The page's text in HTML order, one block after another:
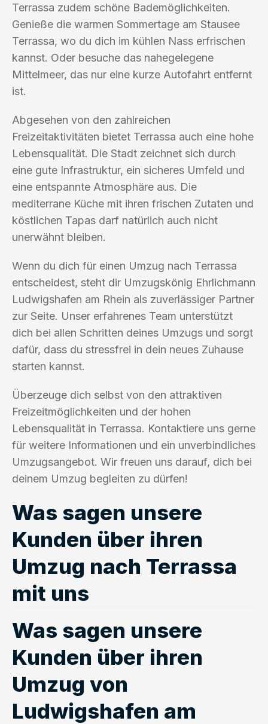
Terrassa zudem schöne Bademöglichkeiten.
Genieße die warmen Sommertage am Stausee
Terrassa, wo du dich im kühlen Nass erfrischen
kannst. Oder besuche das nahegelegene
Mittelmeer, das nur eine kurze Autofahrt entfernt
ist.
Abgesehen von den zahlreichen
Freizeitaktivitäten bietet Terrassa auch eine hohe
Lebensqualität. Die Stadt zeichnet sich durch
eine gute Infrastruktur, ein sicheres Umfeld und
eine entspannte Atmosphäre aus. Die
mediterrane Küche mit ihren frischen Zutaten und
köstlichen Tapas darf natürlich auch nicht
unerwähnt bleiben.
Wenn du dich für einen Umzug nach Terrassa
entscheidest, steht dir Umzugskönig Ehrlichmann
Ludwigshafen am Rhein als zuverlässiger Partner
zur Seite. Unser erfahrenes Team unterstützt
dich bei allen Schritten deines Umzugs und sorgt
dafür, dass du stressfrei in dein neues Zuhause
starten kannst.
Überzeuge dich selbst von den attraktiven
Freizeitmöglichkeiten und der hohen
Lebensqualität in Terrassa. Kontaktiere uns gerne
für weitere Informationen und ein unverbindliches
Umzugsangebot. Wir freuen uns darauf, dich bei
deinem Umzug begleiten zu dürfen!
Was sagen unsere
Kunden über ihren
Umzug nach Terrassa
mit uns
Was sagen unsere
Kunden über ihren
Umzug von
Ludwigshafen am